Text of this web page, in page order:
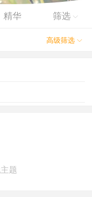
精华 筛选 
高级筛选 
题